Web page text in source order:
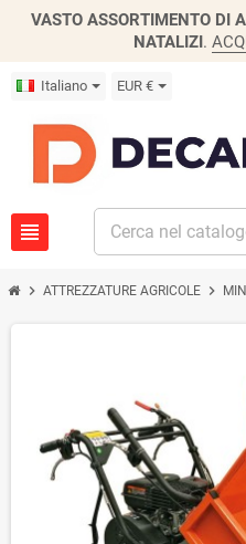
VASTO ASSORTIMENTO DI
NATALIZI.
Italiano EUR €
view_headline
chevron_right ATTREZZATURE AGRICOLE chevron_right